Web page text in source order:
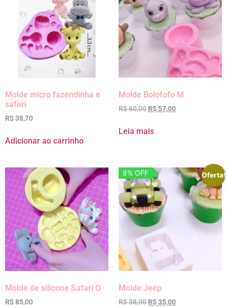
Molde micro fazendinha e
safari
R$38,70
Adicionar ao carrinho
Molde Bolofofo M
R$60,00 R$57,00
Leia mais
Molde de silicone Safari G
R$85,00
Oferta!
8% OFF
Molde Jeep
R$38,00 R$35,00